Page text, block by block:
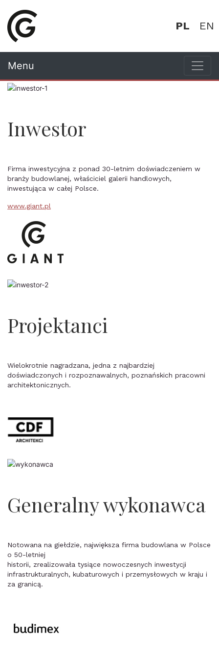
Menu
PL EN
Inwestor
Firma inwestycyjna z ponad 30-letnim doświadczeniem w
branży budowlanej, właściciel galerii handlowych,
inwestująca w całej Polsce.
www.giant.pl
Projektanci
Wielokrotnie nagradzana, jedna z najbardziej
doświadczonych i rozpoznawalnych, poznańskich pracowni
architektonicznych.
Generalny wykonawca
Notowana na giełdzie, największa firma budowlana w Polsce
o 50-letniej
historii, zrealizowała tysiące nowoczesnych inwestycji
infrastrukturalnych, kubaturowych i przemysłowych w kraju i
za granicą.